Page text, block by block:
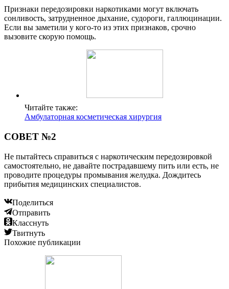
Признаки передозировки наркотиками могут включать
сонливость, затрудненное дыхание, судороги, галлюцинации.
Если вы заметили у кого-то из этих признаков, срочно
вызовите скорую помощь.
Читайте также:
Амбулаторная косметическая хирургия
СОВЕТ №2
Не пытайтесь справиться с наркотическим передозировкой
самостоятельно, не давайте пострадавшему пить или есть, не
проводите процедуры промывания желудка. Дождитесь
прибытия медицинских специалистов.
Поделиться
Отправить
Класснуть
Твитнуть
Похожие публикации